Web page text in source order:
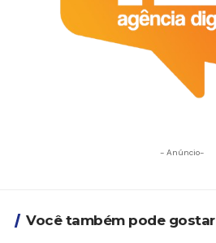
- Anúncio-
Você também pode gostar